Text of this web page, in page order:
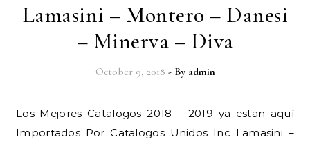
Lamasini – Montero – Danesi
– Minerva – Diva
October 9, 2018 - By admin
Los Mejores Catalogos 2018 – 2019 ya estan aquí
Importados Por Catalogos Unidos Inc Lamasini –